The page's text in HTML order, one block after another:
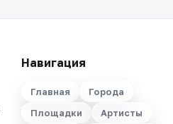
Навигация
Главная
Города
Площадки
Артисты